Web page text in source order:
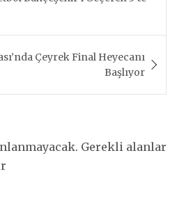
Çeyrek Final Heyecanı
Başlıyor
Gerekli alanlar